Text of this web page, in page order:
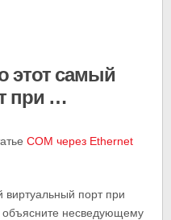
этот самый
при …
COM через Ethernet
виртуальный порт при
несведующему